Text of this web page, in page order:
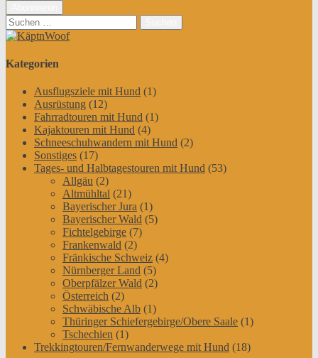
Suchen
nach:
Kategorien
Ausflugsziele mit Hund (1)
Ausrüstung (12)
Fahrradtouren mit Hund (1)
Kajaktouren mit Hund (4)
Schneeschuhwandern mit Hund (2)
Sonstiges (17)
Tages- und Halbtagestouren mit Hund (53)
Allgäu (2)
Altmühltal (21)
Bayerischer Jura (1)
Bayerischer Wald (5)
Fichtelgebirge (7)
Frankenwald (2)
Fränkische Schweiz (4)
Nürnberger Land (5)
Oberpfälzer Wald (2)
Österreich (2)
Schwäbische Alb (1)
Thüringer Schiefergebirge/Obere Saale (1)
Tschechien (1)
Trekkingtouren/Fernwanderwege mit Hund (18)